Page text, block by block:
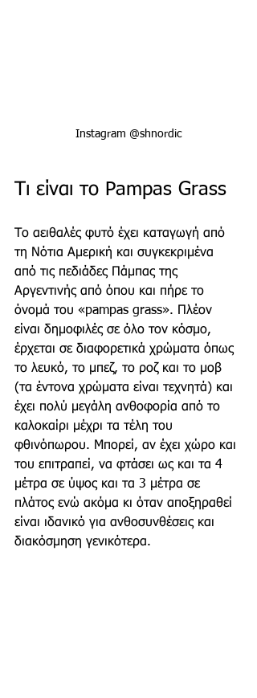
Instagram @shnordic
Τι είναι το Pampas Grass
Το αειθαλές φυτό έχει καταγωγή από
τη Νότια Αμερική και συγκεκριμένα
από τις πεδιάδες Πάμπας της
Αργεντινής από όπου και πήρε το
όνομά του «pampas grass». Πλέον
είναι δημοφιλές σε όλο τον κόσμο,
έρχεται σε διαφορετικά χρώματα όπως
το λευκό, το μπεζ, το ροζ και το μοβ
(τα έντονα χρώματα είναι τεχνητά) και
έχει πολύ μεγάλη ανθοφορία από το
καλοκαίρι μέχρι τα τέλη του
φθινόπωρου. Μπορεί, αν έχει χώρο και
του επιτραπεί, να φτάσει ως και τα 4
μέτρα σε ύψος και τα 3 μέτρα σε
πλάτος ενώ ακόμα κι όταν αποξηραθεί
είναι ιδανικό για ανθοσυνθέσεις και
διακόσμηση γενικότερα.